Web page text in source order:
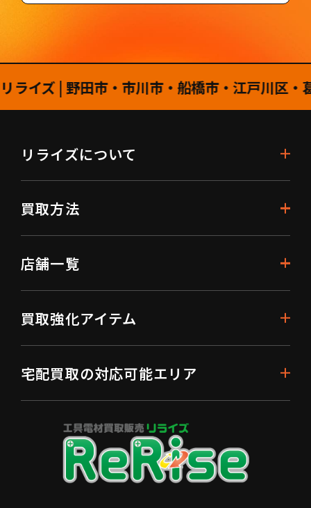
| 野田市・市川市・船橋市・江戸川区・葛
リライズについて
買取方法
店舗一覧
買取強化アイテム
宅配買取の対応可能エリア